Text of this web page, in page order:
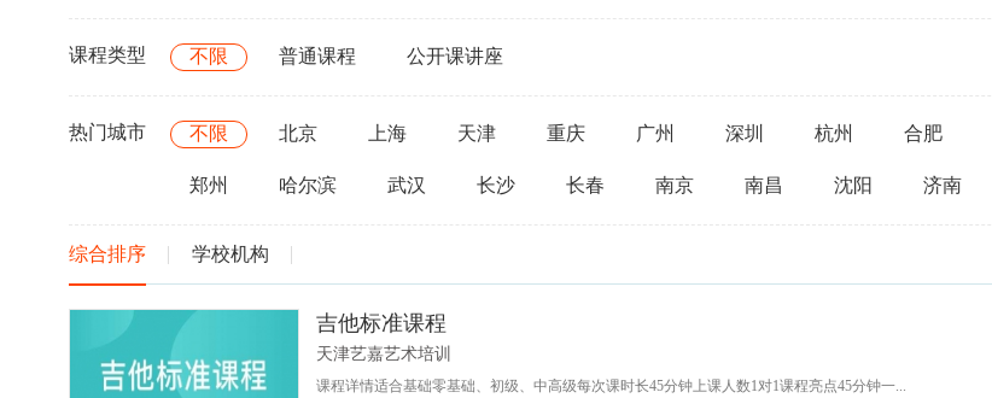
课程类型 不限 普通课程 公开课讲座
热门城市 不限 北京 上海 天津 重庆 广州 深圳 杭州 合肥
郑州 哈尔滨 武汉 长沙 长春 南京 南昌 沈阳 济南
综合排序 学校机构
吉他标准课程
天津艺嘉艺术培训
课程详情适合基础零基础、初级、中高级每次课时长45分钟上课人数1对1课程亮点45分钟一...